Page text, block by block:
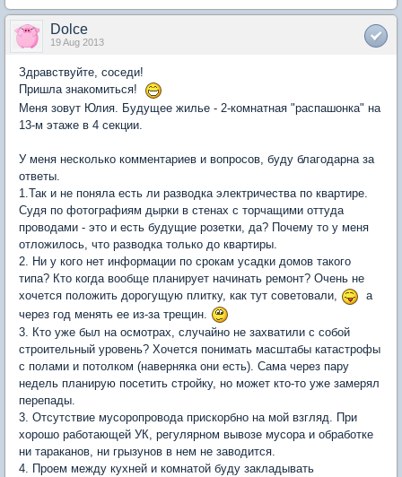
Dolce
19 Aug 2013
Здравствуйте, соседи!
Пришла знакомиться!
Меня зовут Юлия. Будущее жилье - 2-комнатная "распашонка" на
13-м этаже в 4 секции.
У меня несколько комментариев и вопросов, буду благодарна за
ответы.
1.Так и не поняла есть ли разводка электричества по квартире.
Судя по фотографиям дырки в стенах с торчащими оттуда
проводами - это и есть будущие розетки, да? Почему то у меня
отложилось, что разводка только до квартиры.
2. Ни у кого нет информации по срокам усадки домов такого
типа? Кто когда вообще планирует начинать ремонт? Очень не
хочется положить дорогущую плитку, как тут советовали,
а
через год менять ее из-за трещин.
3. Кто уже был на осмотрах, случайно не захватили с собой
строительный уровень? Хочется понимать масштабы катастрофы
с полами и потолком (наверняка они есть). Сама через пару
недель планирую посетить стройку, но может кто-то уже замерял
перепады.
3. Отсутствие мусоропровода прискорбно на мой взгляд. При
хорошо работающей УК, регулярном вывозе мусора и обработке
ни тараканов, ни грызунов в нем не заводится.
4. Проем между кухней и комнатой буду закладывать